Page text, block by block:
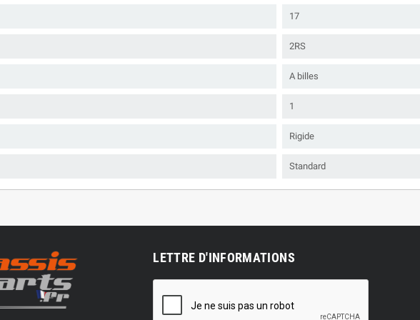
17
2RS
A billes
1
Rigide
Standard
LETTRE D'INFORMATIONS